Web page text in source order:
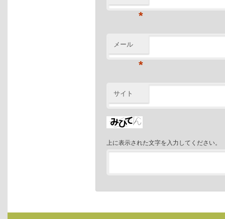
*
メール
*
サイト
上に表示された文字を入力してください。